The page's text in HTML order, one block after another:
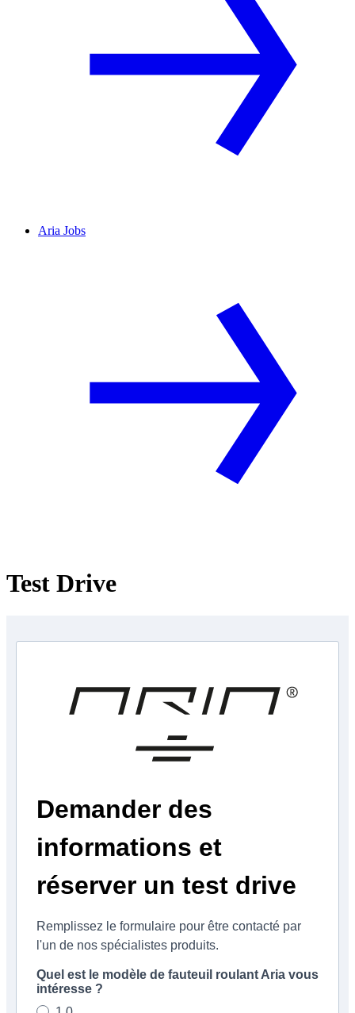
Aria Jobs
Test Drive
Demander des
informations et
réserver un test drive
Remplissez le formulaire pour être contacté par
l'un de nos spécialistes produits.
Quel est le modèle de fauteuil roulant Aria vous
intéresse ?